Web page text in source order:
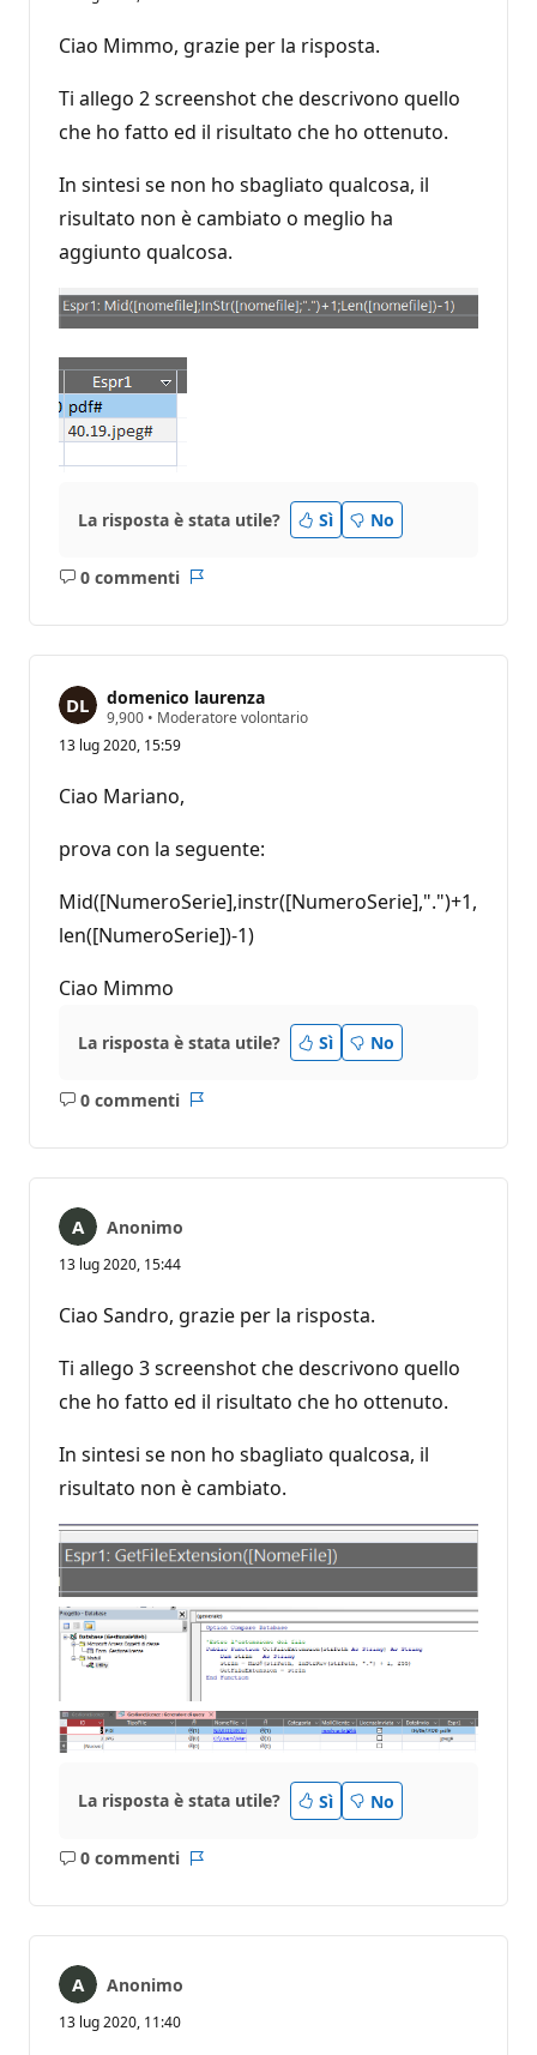
Ciao Mimmo, grazie per la risposta.
Ti allego 2 screenshot che descrivono quello
che ho fatto ed il risultato che ho ottenuto.
In sintesi se non ho sbagliato qualcosa, il
risultato non è cambiato o meglio ha
aggiunto qualcosa.
La risposta è stata utile? Sì No
0 commenti
Nessun
domenico laurenza
9,900 P
n
i
d
r
e
u
t
a
o
• Moderatore volontario
13 lug 2020, 15:59
Ciao Mariano,
prova con la seguente:
Mid([NumeroSerie],instr([NumeroSerie],".")+1,
len([NumeroSerie])-1)
Ciao Mimmo
La risposta è stata utile? Sì No
0 commenti
Nessun
Anonimo
13 lug 2020, 15:44
Ciao Sandro, grazie per la risposta.
Ti allego 3 screenshot che descrivono quello
che ho fatto ed il risultato che ho ottenuto.
In sintesi se non ho sbagliato qualcosa, il
risultato non è cambiato.
La risposta è stata utile? Sì No
0 commenti
Nessun
Anonimo
13 lug 2020, 11:40